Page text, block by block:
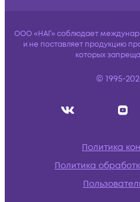
ООО «НАГ» соблюдает
и не поставляет продукцию
которых
© 1995-
Политика
Политика